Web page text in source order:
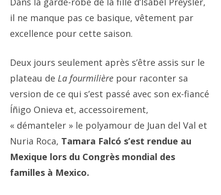
il ne manque pas ce basique, vêtement par
excellence pour cette saison.
Deux jours seulement après s’être assis sur le
plateau de La fourmilière pour raconter sa
version de ce qui s’est passé avec son ex-fiancé
Íñigo Onieva et, accessoirement,
« démanteler » le polyamour de Juan del Val et
Nuria Roca, Tamara Falcó s’est rendue au
Mexique lors du Congrès mondial des
familles à Mexico.